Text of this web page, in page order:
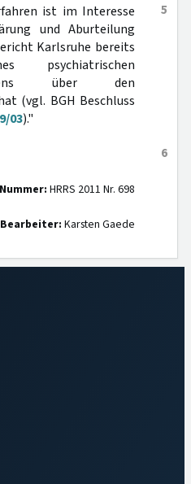
5
ist im Interesse
und Aburteilung
Karlsruhe bereits
psychiatrischen
über den
(vgl. BGH Beschluss
03)."
6
HRRS 2011 Nr. 698
Bearbeiter: Karsten Gaede